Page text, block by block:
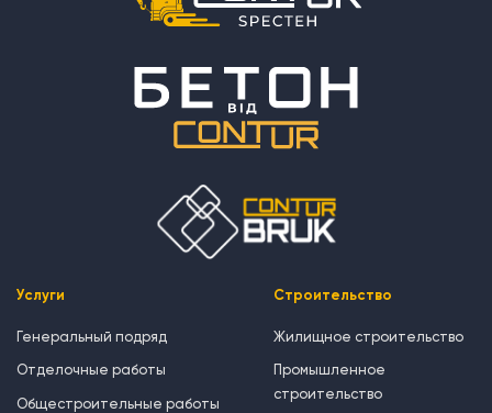
Услуги
Генеральный подряд
Отделочные работы
Общестроительные работы
Строительство
Жилищное строительство
Промышленное
строительство